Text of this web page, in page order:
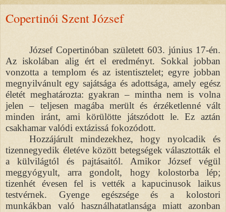
Copertinói Szent József
József Copertinóban született603. június 17-én.
Az iskolában alig ért el eredményt. Sokkal jobban
vonzotta a templom és az istentisztelet; egyre jobban
megnyilvánult egy sajátsága és adottsága, amely egész
életét meghatározta: gyakran – mintha nem is volna
jelen – teljesen magába merült és érzéketlenné vált
minden iránt, ami körülötte játszódott le. Ez aztán
csakhamar valódi extázissá fokozódott.
Hozzájárult mindezekhez, hogy nyolcadik és
tizennegyedik életéve között betegségek választották el
a külvilágtól és pajtásaitól. Amikor József végül
meggyógyult, arra gondolt, hogy kolostorba lép;
tizenhét évesen fel is vették a kapucinusok laikus
testvérnek. Gyenge egészsége és a kolostori
munkákban való használhatatlansága miatt azonban